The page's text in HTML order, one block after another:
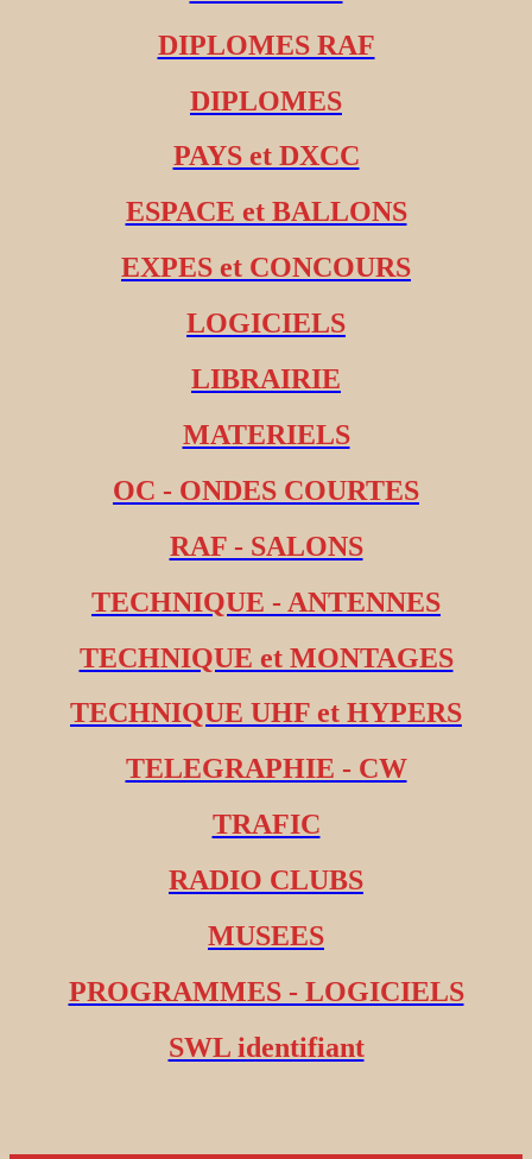
DIPLOMES RAF
DIPLOMES
PAYS et DXCC
ESPACE et BALLONS
EXPES et CONCOURS
LOGICIELS
LIBRAIRIE
MATERIELS
OC - ONDES COURTES
RAF - SALONS
TECHNIQUE - ANTENNES
TECHNIQUE et MONTAGES
TECHNIQUE UHF et HYPERS
TELEGRAPHIE - CW
TRAFIC
RADIO CLUBS
MUSEES
PROGRAMMES - LOGICIELS
SWL identifiant